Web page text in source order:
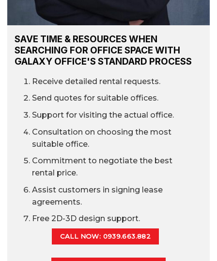
SAVE TIME & RESOURCES WHEN
SEARCHING FOR OFFICE SPACE WITH
GALAXY OFFICE'S STANDARD PROCESS
Receive detailed rental requests.
Send quotes for suitable offices.
Support for visiting the actual office.
Consultation on choosing the most
suitable office.
Commitment to negotiate the best
rental price.
Assist customers in signing lease
agreements.
Free 2D-3D design support.
CALL NOW: 0939.663.882